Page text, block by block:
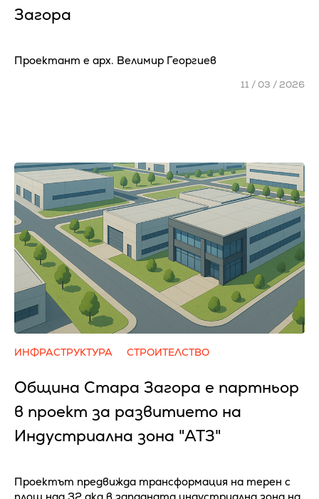
Загора
Проектант е арх. Велимир Георгиев
11 / 03 / 2026
ИНФРАСТРУКТУРА СТРОИТЕЛСТВО
Община Стара Загора е партньор
в проект за развитието на
Индустриална зона "АТЗ"
Проектът предвижда трансформация на терен с